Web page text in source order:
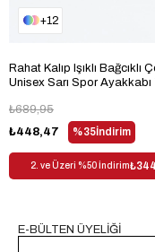
12
Rahat Kalıp Işıklı Bağcıklı
Unisex Sarı Spor Ayakkabı
%35İndirim
₺448,47
₺689,95
2. ve Üzeri %50 İndirim
E-BÜLTEN ÜYELİĞİ